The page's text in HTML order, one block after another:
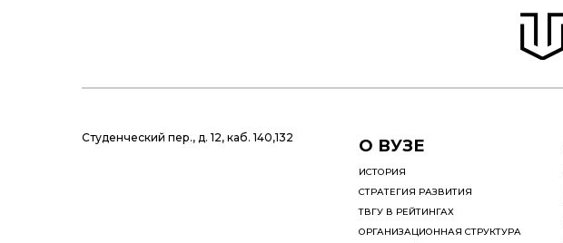
Студенческий пер., д. 12, каб. 140,132 О ВУЗЕ
ИСТОРИЯ
СТРАТЕГИЯ РАЗВИТИЯ
ТВГУ В РЕЙТИНГАХ
ОРГАНИЗАЦИОННАЯ СТРУКТУРА